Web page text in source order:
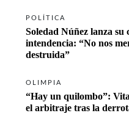
POLÍTICA
Soledad Núñez lanza su
intendencia: “No nos
destruida”
OLIMPIA
“Hay un quilombo”:
el arbitraje tras la